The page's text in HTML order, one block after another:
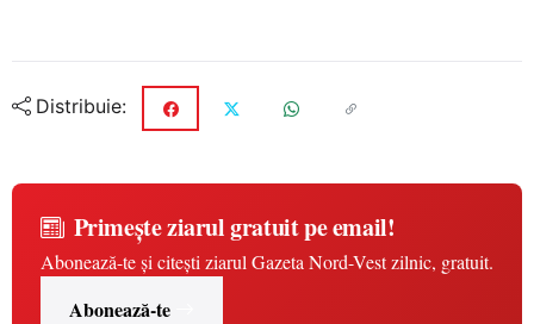
Distribuie:
Primește ziarul gratuit pe email!
Abonează-te și citești ziarul Gazeta Nord-Vest zilnic, gratuit.
Abonează-te